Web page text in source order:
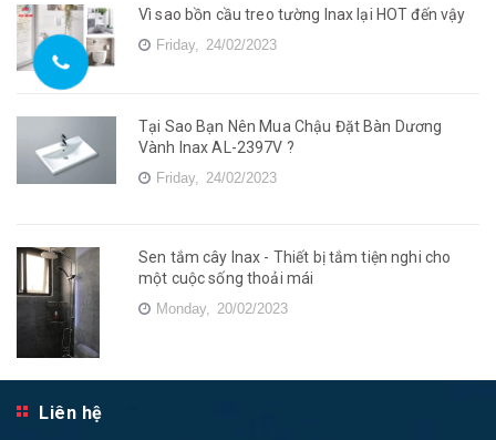
Vì sao bồn cầu treo tường Inax lại HOT đến vậy
Friday, 24/02/2023
Tại Sao Bạn Nên Mua Chậu Đặt Bàn Dương
Vành Inax AL-2397V ?
Friday, 24/02/2023
Sen tắm cây Inax - Thiết bị tắm tiện nghi cho
một cuộc sống thoải mái
Monday, 20/02/2023
Liên hệ